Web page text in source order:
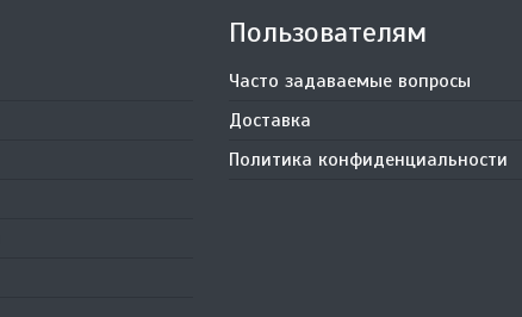
Пользователям
Часто задаваемые вопросы
Доставка
Политика конфиденциальности